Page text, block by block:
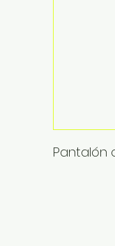
Pantalón